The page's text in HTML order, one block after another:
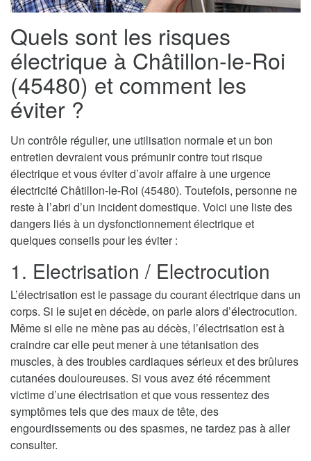
Quels sont les risques
électrique à Châtillon-le-Roi
(45480) et comment les
éviter ?
Un contrôle régulier, une utilisation normale et un bon
entretien devraient vous prémunir contre tout risque
électrique et vous éviter d’avoir affaire à une urgence
électricité Châtillon-le-Roi (45480). Toutefois, personne ne
reste à l’abri d’un incident domestique. Voici une liste des
dangers liés à un dysfonctionnement électrique et
quelques conseils pour les éviter :
1. Electrisation / Electrocution
L’électrisation est le passage du courant électrique dans un
corps. Si le sujet en décède, on parle alors d’électrocution.
Même si elle ne mène pas au décès, l’électrisation est à
craindre car elle peut mener à une tétanisation des
muscles, à des troubles cardiaques sérieux et des brûlures
cutanées douloureuses. Si vous avez été récemment
victime d’une électrisation et que vous ressentez des
symptômes tels que des maux de tête, des
engourdissements ou des spasmes, ne tardez pas à aller
consulter.